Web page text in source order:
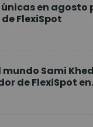
en agosto
FlexiSpot
mundo Sami
de FlexiSpot en